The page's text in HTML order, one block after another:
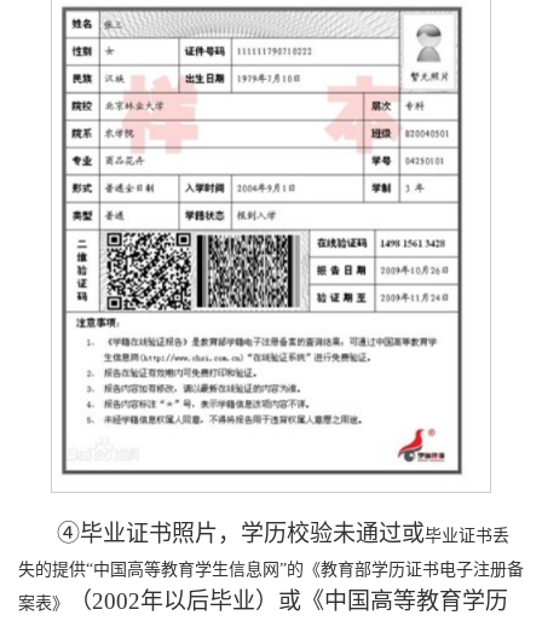
④毕业证书照片， 学历校验未通过或毕业证书丢
失的提供“中国高等教育学生信息网”的《教育部学历证书电子注册备
案表》
（2002年以后毕业） 或《中国高等教育学历